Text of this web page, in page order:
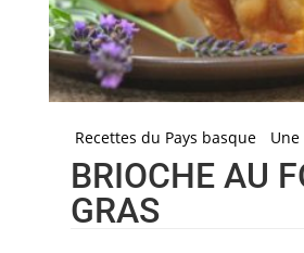
Recettes du Pays basque Une
BRIOCHE AU
GRAS